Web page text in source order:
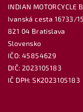
INDIAN MOTORCYCLE
Ivanská cesta 16733/15
821 04 Bratislava
Slovensko
IČO: 45854629
DIČ: 2023105183
IČ DPH: SK2023105183